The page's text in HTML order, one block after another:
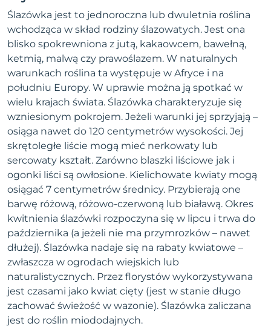
Ślazówka jest to jednoroczna lub dwuletnia roślina
wchodząca w skład rodziny ślazowatych. Jest ona
blisko spokrewniona z jutą, kakaowcem, bawełną,
ketmią, malwą czy prawoślazem. W naturalnych
warunkach roślina ta występuje w Afryce i na
południu Europy. W uprawie można ją spotkać w
wielu krajach świata. Ślazówka charakteryzuje się
wzniesionym pokrojem. Jeżeli warunki jej sprzyjają –
osiąga nawet do 120 centymetrów wysokości. Jej
skrętoległe liście mogą mieć nerkowaty lub
sercowaty kształt. Zarówno blaszki liściowe jak i
ogonki liści są owłosione. Kielichowate kwiaty mogą
osiągać 7 centymetrów średnicy. Przybierają one
barwę różową, różowo-czerwoną lub białawą. Okres
kwitnienia ślazówki rozpoczyna się w lipcu i trwa do
października (a jeżeli nie ma przymrozków – nawet
dłużej). Ślazówka nadaje się na rabaty kwiatowe –
zwłaszcza w ogrodach wiejskich lub
naturalistycznych. Przez florystów wykorzystywana
jest czasami jako kwiat cięty (jest w stanie długo
zachować świeżość w wazonie). Ślazówka zaliczana
jest do roślin miododajnych.